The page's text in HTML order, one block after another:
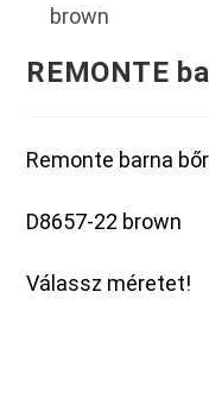
REMONTE
Remonte barna
D8657-22 brown
Válassz méretet!